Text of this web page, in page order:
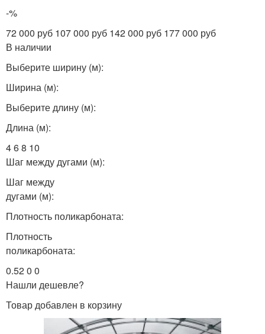
-%
72 000 руб 107 000 руб 142 000 руб 177 000 руб
В наличии
Выберите ширину (м):
Ширина (м):
Выберите длину (м):
Длина (м):
4 6 8 10
Шаг между дугами (м):
Шаг между
дугами (м):
Плотность поликарбоната:
Плотность
поликарбоната:
0.52 0 0
Нашли дешевле?
Товар добавлен в корзину